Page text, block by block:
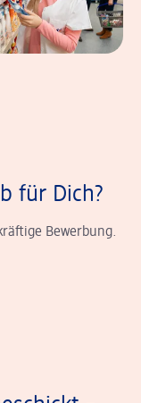
für Dich?
Bewerbung.